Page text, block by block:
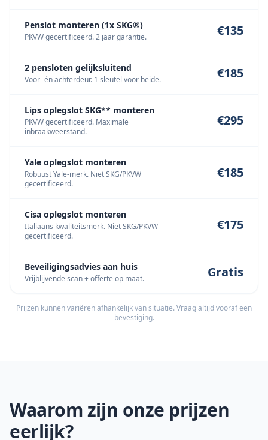
Penslot monteren (1x SKG®)
PKVW gecertificeerd. 2 jaar garantie. €135
2 pensloten gelijksluitend
Voor- én achterdeur. 1 sleutel voor beide. €185
Lips oplegslot SKG** monteren
PKVW gecertificeerd. Maximale
inbraakweerstand.
€295
Yale oplegslot monteren
Robuust Yale-merk. Niet SKG/PKVW
gecertificeerd.
€185
Cisa oplegslot monteren
Italiaans kwaliteitsmerk. Niet SKG/PKVW
gecertificeerd.
€175
Beveiligingsadvies aan huis
Vrijblijvende scan + offerte op maat. Gratis
Prijzen kunnen variëren afhankelijk van situatie. Vraag altijd vooraf een
bevestiging.
Waarom zijn onze prijzen
eerlijk?